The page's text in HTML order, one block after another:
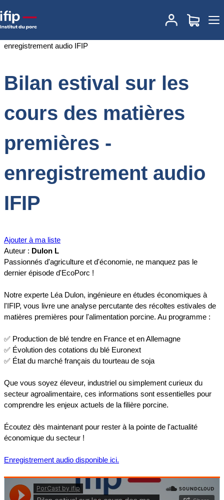
Accueil
Bilan estival sur les cours des matières
premières - enregistrement audio IFIP
Bilan estival sur les
cours des matières
premières -
enregistrement audio
IFIP
Ajouter à ma liste
Auteur : Dulon L
Passionnés d'agriculture et d'économie, ne manquez pas le
dernier épisode d'EcoPorc !
Notre experte Léa Dulon, ingénieure en études économiques à
l'IFIP, vous livre une analyse percutante des récoltes estivales de
matières premières pour l'alimentation porcine. Au programme :
✅ Production de blé tendre en France et en Allemagne
✅ Évolution des cotations du blé Euronext
✅ État du marché français du tourteau de soja
Que vous soyez éleveur, industriel ou simplement curieux du
secteur agroalimentaire, ces informations sont essentielles pour
comprendre les enjeux actuels de la filière porcine.
Écoutez dès maintenant pour rester à la pointe de l'actualité
économique du secteur !
Enregistrement audio disponible ici.